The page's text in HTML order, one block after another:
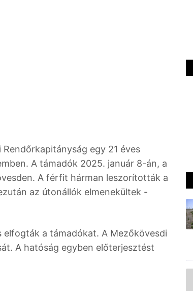
egy 21 éves
A támadók 2025. január 8-án, a
A férfit hárman leszorították a
az útonállók elmenekültek -
a támadókat. A Mezőkövesdi
A hatóság egyben előterjesztést